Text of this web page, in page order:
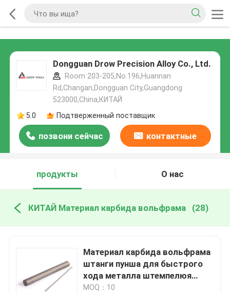
Dongguan Drow Precision Alloy Co., Ltd.
Room 203-205,No.196,Huannan
Rd,Changan,Dongguan City,Guangdong
523000,China,КИТАЙ
5.0
Подтверженный поставщик
позвони сейчас контактные
продукты
О нас
КИТАЙ Материал карбида вольфрама (28)
Материал карбида вольфрама
штанги пунша для быстрого
хода металла штемпелюя
подвергать механической
MOQ：10